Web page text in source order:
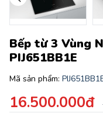
Bếp từ 3 Vùng
PIJ651BB1E
Mã sản phẩm:
16.500.000đ